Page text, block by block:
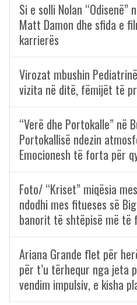
Si e solli Nolan “Odisenë”
Matt Damon dhe sfida e
karrierës
Virozat mbushin
vizita në ditë, fëmijët të
“Verë dhe Portokalle” në
Portokallisë ndezin
Emocionesh të forta për
Foto/ “Kriset” miqësia
ndodhi mes fitueses së
banorit të shtëpisë më të
Ariana Grande flet për
për t’u tërhequr nga jeta
vendim impulsiv, e kisha